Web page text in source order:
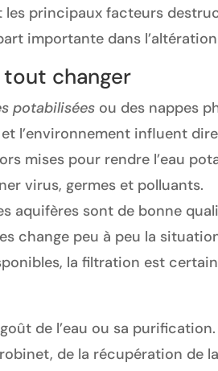
principaux facteurs
importante dans l’altération
changer
potabilisées ou des nappes
l’environnement influent
mises pour rendre l’eau
virus, germes et polluants.
aquifères sont de bonne
change peu à peu la
la filtration est
de l’eau ou sa purification.
de la récupération de